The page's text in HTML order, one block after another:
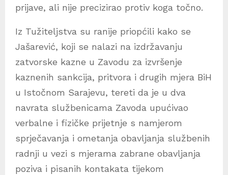
prijave, ali nije precizirao protiv koga točno.
Iz Tužiteljstva su ranije priopćili kako se
Jašarević, koji se nalazi na izdržavanju
zatvorske kazne u Zavodu za izvršenje
kaznenih sankcija, pritvora i drugih mjera BiH
u Istočnom Sarajevu, tereti da je u dva
navrata službenicama Zavoda upućivao
verbalne i fizičke prijetnje s namjerom
sprječavanja i ometanja obavljanja službenih
radnji u vezi s mjerama zabrane obavljanja
poziva i pisanih kontakata tijekom